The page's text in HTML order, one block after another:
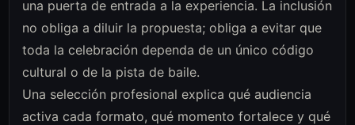
una puerta de entrada a la experiencia. La inclusión
no obliga a diluir la propuesta; obliga a evitar que
toda la celebración dependa de un único código
cultural o de la pista de baile.
Una selección profesional explica qué audiencia
activa cada formato, qué momento fortalece y qué